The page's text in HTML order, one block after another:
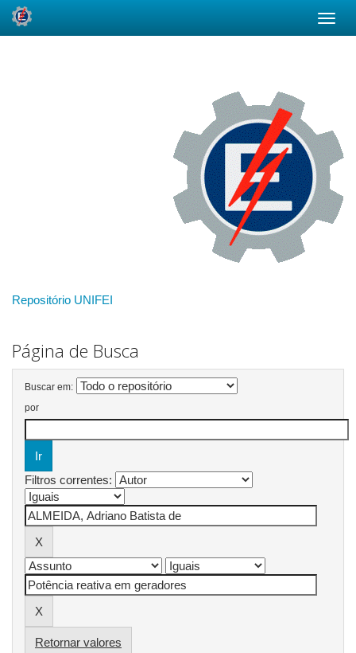
Repositório UNIFEI
Página de Busca
Buscar em:
por
Filtros correntes:
Retornar valores